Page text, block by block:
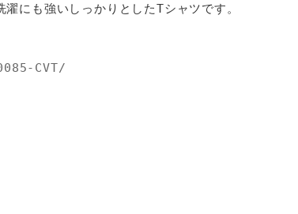
にも強いしっかりとしたTシャツです。
CVT/